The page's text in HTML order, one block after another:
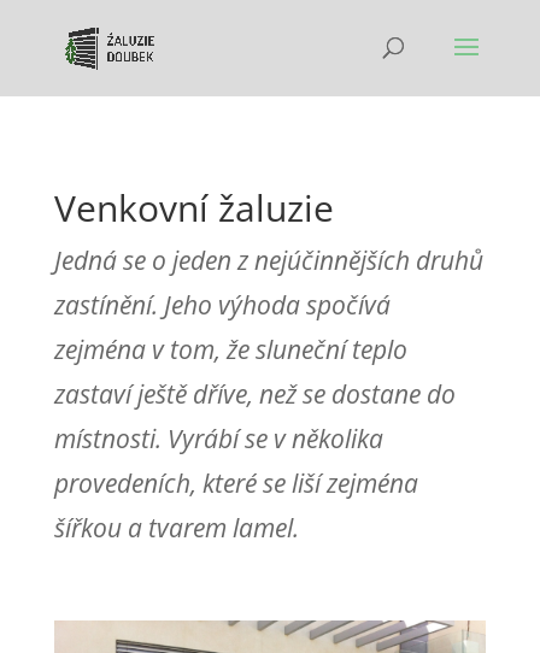
Venkovní žaluzie
Jedná se o jeden z nejúčinnějších druhů
zastínění. Jeho výhoda spočívá
zejména v tom, že sluneční teplo
zastaví ještě dříve, než se dostane do
místnosti. Vyrábí se v několika
provedeních, které se liší zejména
šířkou a tvarem lamel.